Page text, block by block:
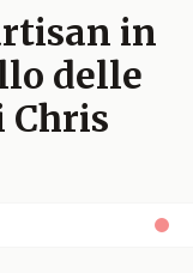
in
delle